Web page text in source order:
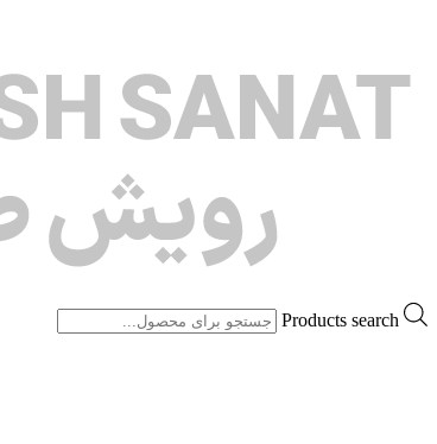
Products search